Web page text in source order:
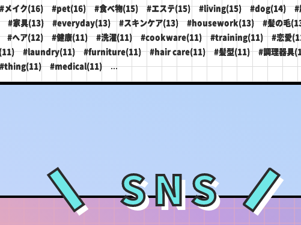
メイク(16) #pet(16) #食べ物(15) #エステ(15) #living(15) #dog(14)
#
#家具(13) #everyday(13) #スキンケア(13) #housework(13) #髪の毛
#ヘア(12) #健康(11) #洗濯(11) #cookware(11) #training(11) #恋愛
#laundry(11) #furniture(11) #hair care(11) #髪型(11) #調理器具
#medical(11) ...
＼SNS／